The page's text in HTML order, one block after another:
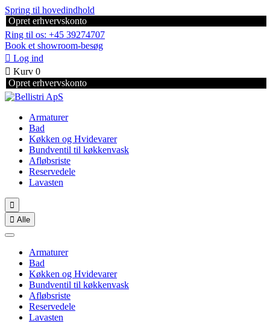
Spring til hovedindhold
Opret erhvervskonto
Ring til os: +45 39274707
Book et showroom-besøg
 Log ind
 Kurv 0
Opret erhvervskonto
Armaturer
Bad
Køkken og Hvidevarer
Bundventil til køkkenvask
Afløbsriste
Reservedele
Lavasten

 Alle
Armaturer
Bad
Køkken og Hvidevarer
Bundventil til køkkenvask
Afløbsriste
Reservedele
Lavasten